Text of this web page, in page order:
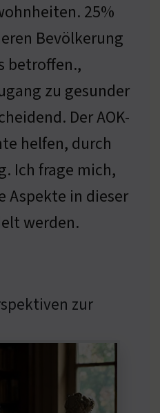
25%
Bevölkerung
betroffen.,
zu gesunder
Der AOK-
helfen, durch
Ich frage mich,
Aspekte in dieser
werden.
zur